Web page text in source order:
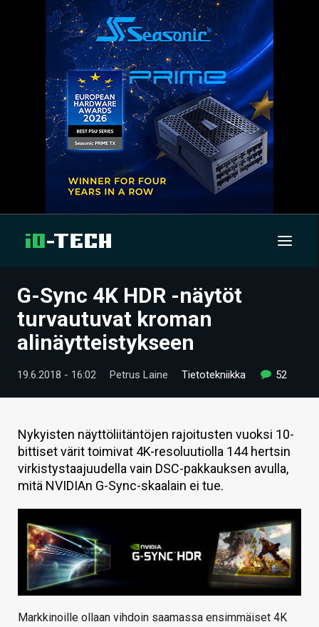
UUTISET
ARTIKKELIT
VIDEOT
TECHBBS
TIETOA
HINTA.FI
KAUPPA
HAKU
G-Sync 4K HDR -näytöt
turvautuvat kroman
alinäytteistykseen
19.6.2018 - 16:02 Petrus Laine Tietotekniikka 52
Nykyisten näyttöliitäntöjen rajoitusten vuoksi 10-
bittiset värit toimivat 4K-resoluutiolla 144 hertsin
virkistystaajuudella vain DSC-pakkauksen avulla,
mitä NVIDIAn G-Sync-skaalain ei tue.
Markkinoille ollaan vihdoin saamassa ensimmäiset 4K